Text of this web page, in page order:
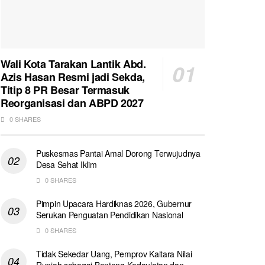
Wali Kota Tarakan Lantik Abd.
Azis Hasan Resmi jadi Sekda,
Titip 8 PR Besar Termasuk
Reorganisasi dan ABPD 2027
0 SHARES
Puskesmas Pantai Amal Dorong Terwujudnya
Desa Sehat Iklim
0 SHARES
Pimpin Upacara Hardiknas 2026, Gubernur
Serukan Penguatan Pendidikan Nasional
0 SHARES
Tidak Sekedar Uang, Pemprov Kaltara Nilai